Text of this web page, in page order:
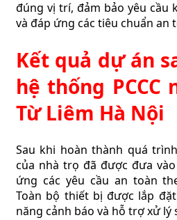
đúng vị trí, đảm bảo yêu cầu
và đáp ứng các tiêu chuẩn an
Kết quả dự án
hệ thống
Từ Liêm Hà Nội
Sau khi hoàn thành quá
của nhà trọ đã được đưa
ứng các yêu cầu an toàn
Toàn bộ thiết bị được lắp
năng cảnh báo và hỗ trợ xử lý